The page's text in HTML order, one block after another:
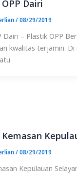
Dairi
/08/29/2019
Dairi – Plastik OPP
kwalitas terjamin. Di
/08/29/2019
Kepulauan